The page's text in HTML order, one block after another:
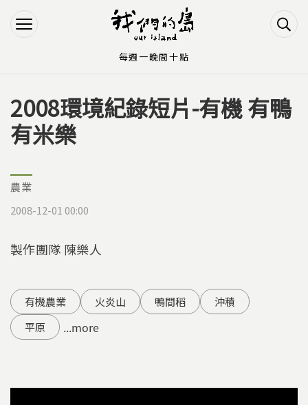
Jump to Navigation
Jump to Main content
您在這裡
2008環境紀錄短片-有機 有鴨
有米樂
農業
2008-12-01 00:00
製作團隊 陳樂人
有機農業 火炎山 鴨間稻
沖積
平原
...more
每週一晚間十點